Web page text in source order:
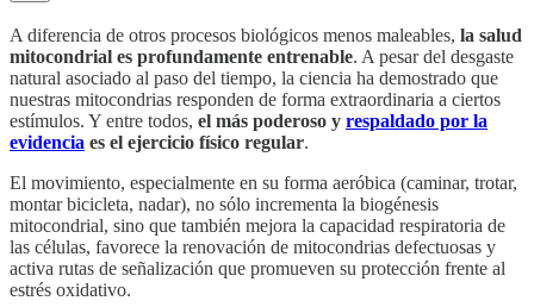
A diferencia de otros procesos biológicos menos maleables, la salud
mitocondrial es profundamente entrenable. A pesar del desgaste
natural asociado al paso del tiempo, la ciencia ha demostrado que
nuestras mitocondrias responden de forma extraordinaria a ciertos
estímulos. Y entre todos, el más poderoso y respaldado por la
evidencia es el ejercicio físico regular.
El movimiento, especialmente en su forma aeróbica (caminar, trotar,
montar bicicleta, nadar), no sólo incrementa la biogénesis
mitocondrial, sino que también mejora la capacidad respiratoria de
las células, favorece la renovación de mitocondrias defectuosas y
activa rutas de señalización que promueven su protección frente al
estrés oxidativo.